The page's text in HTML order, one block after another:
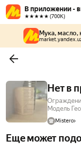
В приложении -
★★★★★ (700К)
Мука, масло,
Нет в
Модель
Mistero
Еще может